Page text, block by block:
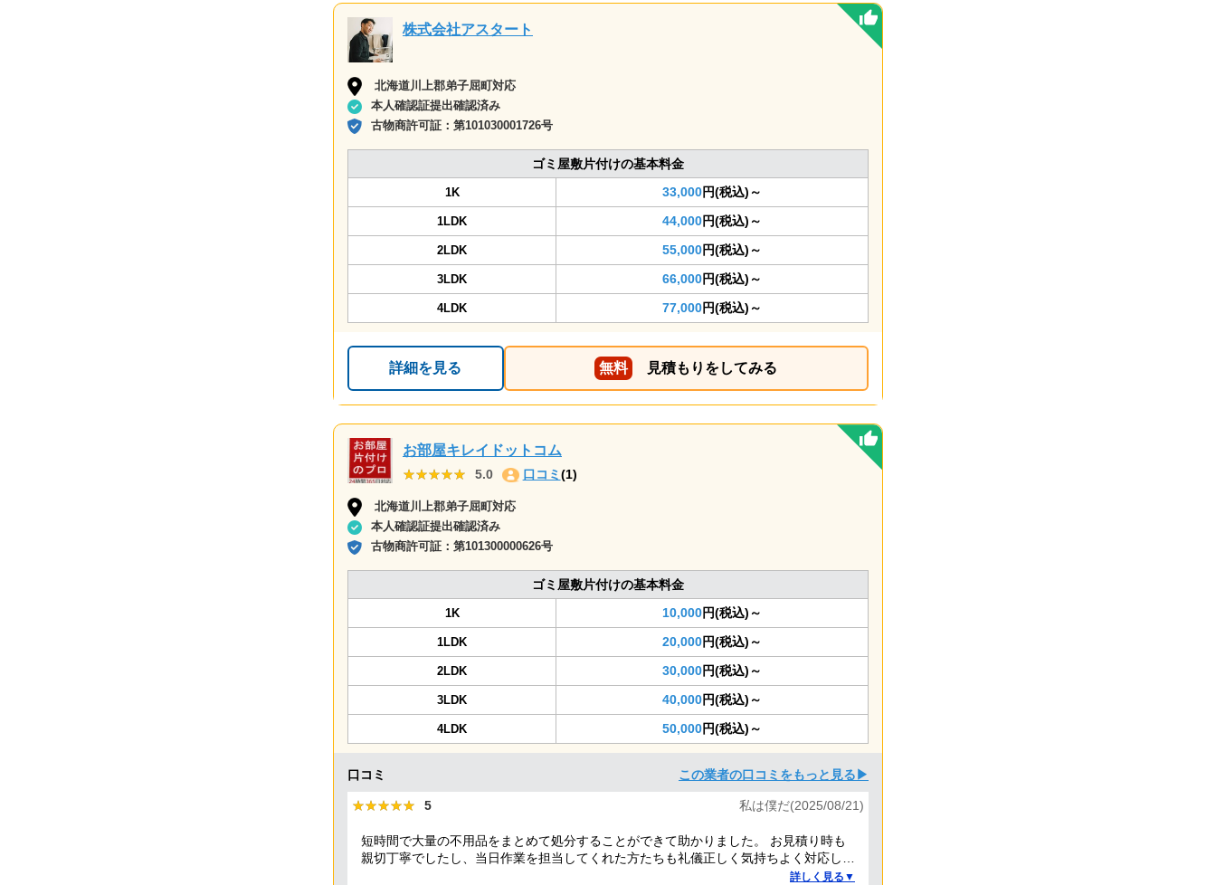
株式会社アスタート
北海道川上郡弟子屈町対応
本人確認証提出確認済み
古物商許可証： 第101030001726号
ゴミ屋敷片付けの基本料金
1K 33,000円(税込)～
1LDK 44,000円(税込)～
2LDK 55,000円(税込)～
3LDK 66,000円(税込)～
4LDK 77,000円(税込)～
詳細を見る 無料 見積もりをしてみる
お部屋キレイドットコム
★★★★★
★★★★★ 5.0 口コミ (1)
北海道川上郡弟子屈町対応
本人確認証提出確認済み
古物商許可証： 第101300000626号
ゴミ屋敷片付けの基本料金
1K 10,000円(税込)～
1LDK 20,000円(税込)～
2LDK 30,000円(税込)～
3LDK 40,000円(税込)～
4LDK 50,000円(税込)～
口コミ この業者の口コミをもっと見る▶
★★★★★
★★★★★ 5 私は僕だ(2025/08/21)
短時間で大量の不用品をまとめて処分することができて助かりました。 お見積り時も
親切丁寧でしたし、当日作業を担当してくれた方たちも礼儀正しく気持ちよく対応して
詳しく見る▼